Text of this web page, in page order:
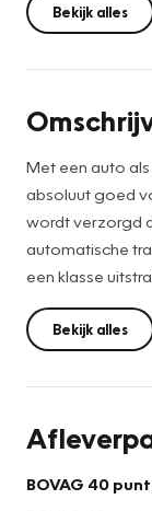
Bekijk alles
Met een auto
absoluut goed
wordt verzorgd
automatische
een klasse
zitten zijn de
ondersteuning
effect: het
lichtmetalen
achterlichten
Bekijk alles
BOVAG 40